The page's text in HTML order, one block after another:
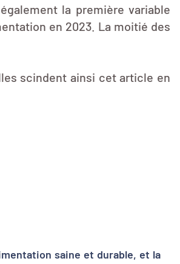
la première variable
en 2023. La moitié des
scindent ainsi cet article en
saine et durable, et la